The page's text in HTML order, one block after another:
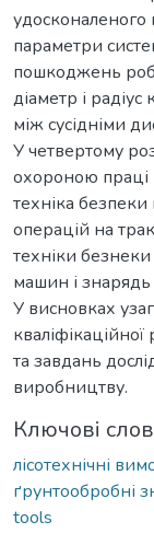
удосконаленого
параметри
пошкоджень
діаметр і
між сусідніми
У четвертому
охороною праці
техніка безпеки
операцій на
техніки безнеки
машин і знарядь
У висновках
та завдань
виробництву.
Ключові
лісотехнічні
ґрунтообробні
tools